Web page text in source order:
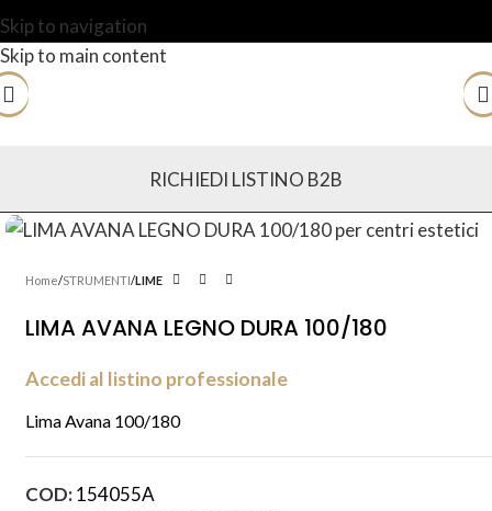
Skip to navigation
Skip to main content
RICHIEDI LISTINO B2B
Home STRUMENTI LIME
LIMA AVANA LEGNO DURA 100/180
Accedi al listino professionale
Lima Avana 100/180
COD:154055A